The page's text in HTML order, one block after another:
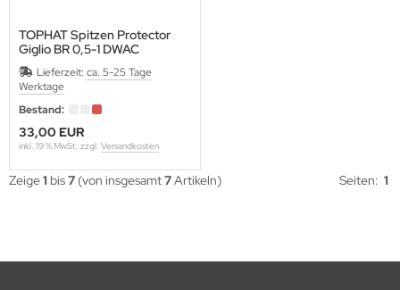
TOPHAT Spitzen Protector
Giglio BR 0,5-1 DWAC
Lieferzeit: ca. 5-25 Tage
Werktage
Bestand:
33,00 EUR
inkl. 19 % MwSt. zzgl. Versandkosten
Zeige1 bis7 (von insgesamt7Artikeln) Seiten: 1